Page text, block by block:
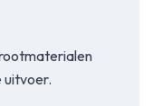
uitvoer.